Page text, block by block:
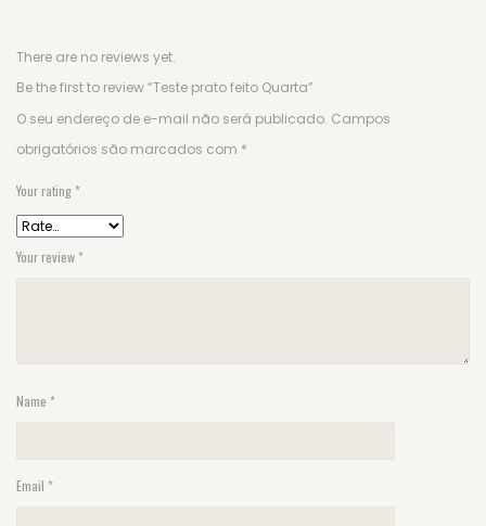
There are no reviews yet.
Be the first to review “Teste prato feito Quarta”
O seu endereço de e-mail não será publicado. Campos
obrigatórios são marcados com *
Your rating*
Your review*
Name *
Email *